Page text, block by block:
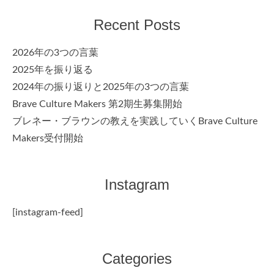
Recent Posts
2026年の3つの言葉
2025年を振り返る
2024年の振り返りと2025年の3つの言葉
Brave Culture Makers 第2期生募集開始
ブレネー・ブラウンの教えを実践していくBrave Culture
Makers受付開始
Instagram
[instagram-feed]
Categories